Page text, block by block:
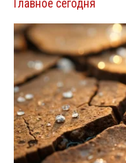
Главное сегодня